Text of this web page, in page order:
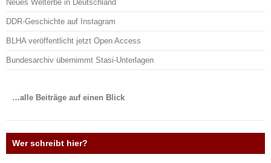
Neues Welterbe in Deutschland
DDR-Geschichte auf Instagram
BLHA veröffentlicht jetzt Open Access
Bundesarchiv übernimmt Stasi-Unterlagen
…alle Beiträge auf einen Blick
Wer schreibt hier?